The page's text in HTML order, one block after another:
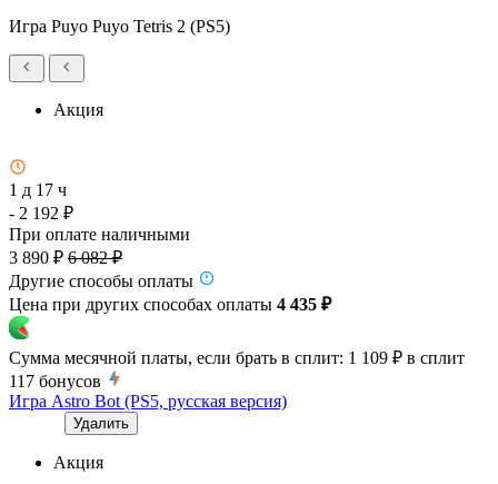
Игра Puyo Puyo Tetris 2 (PS5)
Акция
1 д 17 ч
- 2 192 ₽
При оплате наличными
3 890 ₽ 6 082 ₽
Другие способы оплаты
Цена при других способах оплаты 4 435 ₽
Сумма месячной платы, если брать в сплит: 1 109 ₽ в сплит
117 бонусов
Игра Astro Bot (PS5, русская версия)
Удалить
Акция